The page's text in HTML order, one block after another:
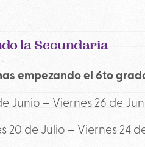
la Secundaria
empezando el 6to
Junio – Viernes 26 de
20 de Julio – Viernes 24